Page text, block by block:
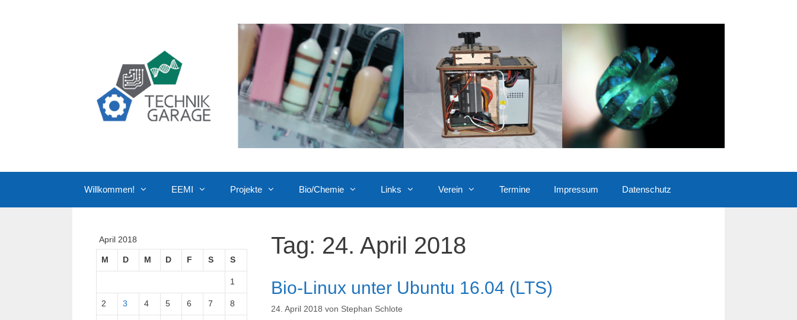
Willkommen! EEMI Projekte Bio/Chemie Links Verein Termine Impressum Datenschutz
Tag: 24. April 2018
Bio-Linux unter Ubuntu 16.04 (LTS)
24. April 2018 von Stephan Schlote
April 2018
M D M D F S S
1
2 3 4 5 6 7 8